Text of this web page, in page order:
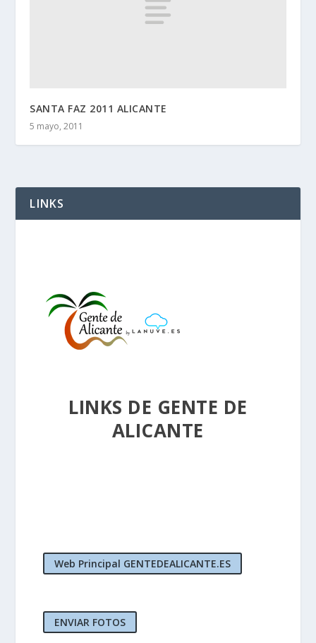
SANTA FAZ 2011 ALICANTE
5 mayo, 2011
LINKS
LINKS DE GENTE DE
ALICANTE
Web Principal GENTEDEALICANTE.ES
ENVIAR FOTOS